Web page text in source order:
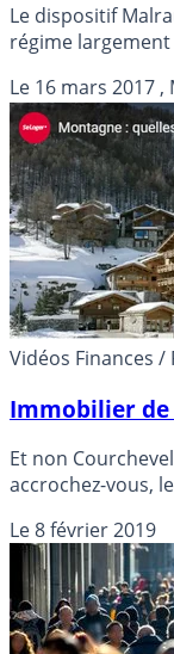
Le dispositif
régime
Le 16 mars 2017 ,
Vidéos Finances
Immobilier de
Et non
accrochez-vous,
Le8 février 2019